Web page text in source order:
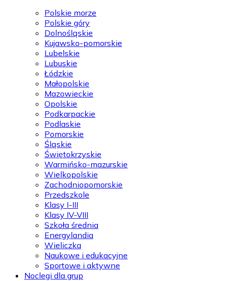
Polskie morze
Polskie góry
Dolnośląskie
Kujawsko-pomorskie
Lubelskie
Lubuskie
Łódzkie
Małopolskie
Mazowieckie
Opolskie
Podkarpackie
Podlaskie
Pomorskie
Śląskie
Świętokrzyskie
Warmińsko-mazurskie
Wielkopolskie
Zachodniopomorskie
Przedszkole
Klasy I-III
Klasy IV-VIII
Szkoła średnia
Energylandia
Wieliczka
Naukowe i edukacyjne
Sportowe i aktywne
Noclegi dla grup